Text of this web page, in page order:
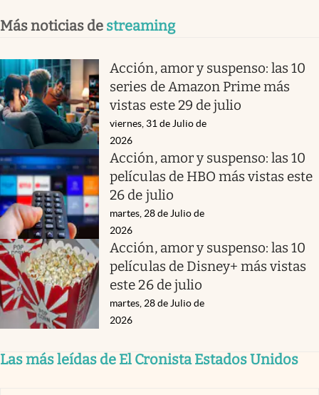
Más noticias de streaming
Acción, amor y suspenso: las 10
series de Amazon Prime más
vistas este 29 de julio
viernes, 31 de Julio de
2026
Acción, amor y suspenso: las 10
películas de HBO más vistas este
26 de julio
martes, 28 de Julio de
2026
Acción, amor y suspenso: las 10
películas de Disney+ más vistas
este 26 de julio
martes, 28 de Julio de
2026
Las más leídas de El Cronista Estados Unidos